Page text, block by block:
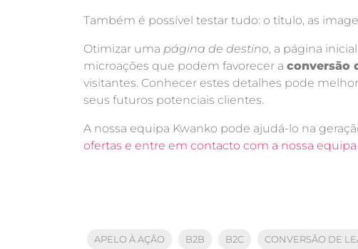
Também é possível testar tudo: o título, as
Otimizar uma página de destino, a página
microações que podem favorecer a conversão
visitantes. Conhecer estes detalhes pode
seus futuros potenciais clientes.
A nossa equipa Kwanko pode ajudá-lo na
ofertas e entre em contacto com a nossa equipa
APELO À AÇÃO
B2B B2C CONVERSÃO DE